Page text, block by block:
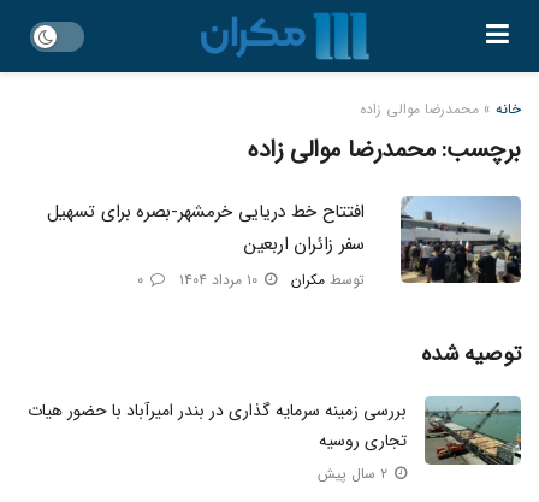
خانه » محمدرضا موالی زاده
برچسب:محمدرضا موالی زاده
افتتاح خط دریایی خرمشهر-بصره برای تسهیل
سفر زائران اربعین
توسط مکران
توصیه شده
بررسی زمینه سرمایه‌ گذاری در بندر امیرآباد با حضور هیات
تجاری روسیه